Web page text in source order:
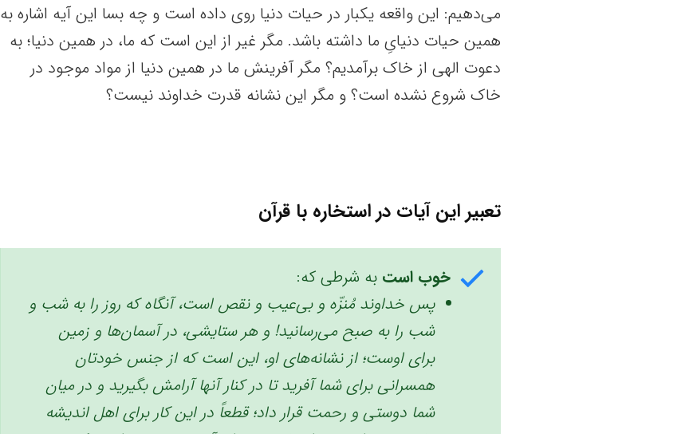
می‌دهیم: این واقعه یکبار در حیات دنیا روی داده است و چه بسا این آیه اشاره به
همین حیات دنیایِ ما داشته باشد. مگر غیر از این است که ما، در همین دنیا؛ به
دعوت الهی از خاک برآمدیم؟ مگر آفرینش ما در همین دنیا از مواد موجود در
خاک شروع نشده است؟ و مگر این نشانه قدرت خداوند نیست؟
تعبیر این آیات در استخاره با قرآن
خوب است به شرطی که:
پس خداوند مُنزّه و بی‌عیب و نقص است، آنگاه که روز را به شب و
شب را به صبح می‌رسانید! ‏و هر ستایشی، در آسمان‌ها و زمین
برای اوست؛ از نشانه‌های او، این است که از جنس خودتان
همسرانی برای شما آفرید تا در کنار آنها آرامش بگیرید و در میان
شما دوستی و رحمت قرار داد؛ قطعاً در این کار برای اهل اندیشه